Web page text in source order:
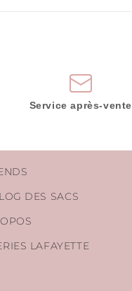
Service après-vente
DES SACS
LAFAYETTE